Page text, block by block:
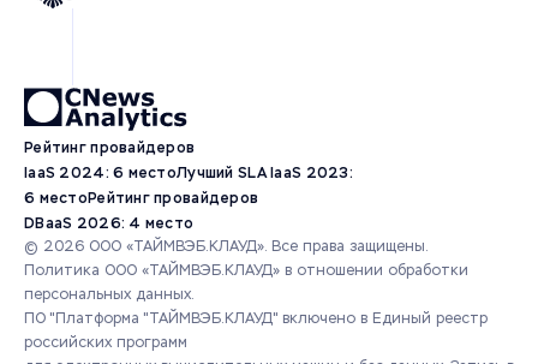
Рейтинг провайдеров
IaaS 2024: 6 местоЛучший SLA IaaS 2023:
6 местоРейтинг провайдеров
DBaaS 2026: 4 место
© 2026 ООО «ТАЙМВЭБ.КЛАУД». Все права защищены.
Политика ООО «ТАЙМВЭБ.КЛАУД» в отношении обработки
персональных данных.
ПО "Платформа "ТАЙМВЭБ.КЛАУД" включено в Единый реестр
российских программ